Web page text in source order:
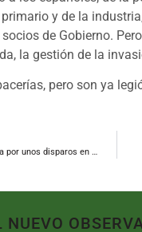
y de la
de Gobierno.
la gestión de la
pero son ya
Amplio despliegue policial en la Estación Linares-Baeza por unos disparos en una vivienda
NUEVO